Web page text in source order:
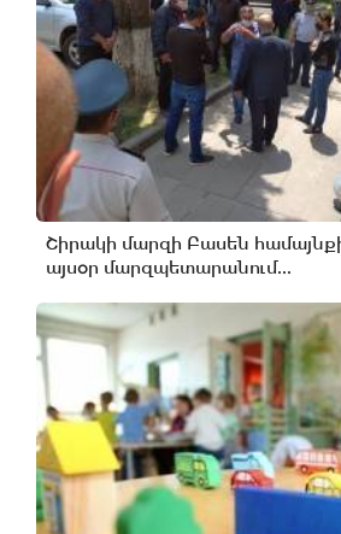
Շիրակի մարզի Բասեն
այսօր մարզպետարանում...